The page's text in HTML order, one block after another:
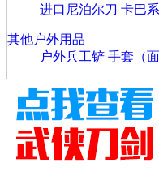
进口尼泊尔刀 卡巴
其他户外用品
户外兵工铲 手套（面